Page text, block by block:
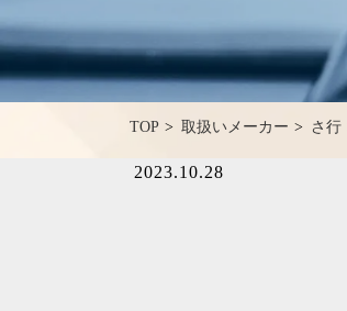
TOP 取扱いメーカー さ行
2023.10.28